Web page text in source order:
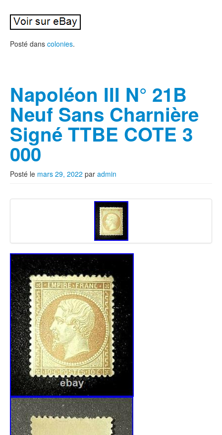
Posté dans colonies.
Napoléon III N° 21B
Neuf Sans Charnière
Signé TTBE COTE 3
000
Posté le mars 29, 2022 par admin